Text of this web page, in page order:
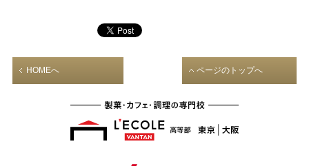
HOMEへ ページのトップへ